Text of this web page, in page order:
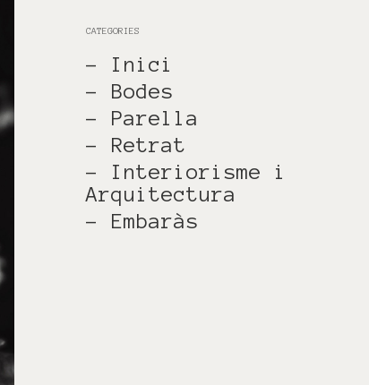
CATEGORIES
- Inici
- Bodes
- Parella
- Retrat
- Interiorisme i
Arquitectura
- Embaràs